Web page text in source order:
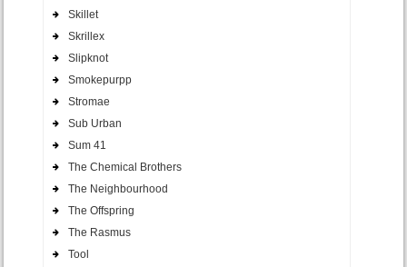
Skillet
Skrillex
Slipknot
Smokepurpp
Stromae
Sub Urban
Sum 41
The Chemical Brothers
The Neighbourhood
The Offspring
The Rasmus
Tool